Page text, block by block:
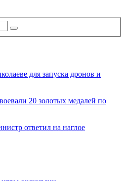
для запуска дронов и
20 золотых медалей по
ответил на наглое